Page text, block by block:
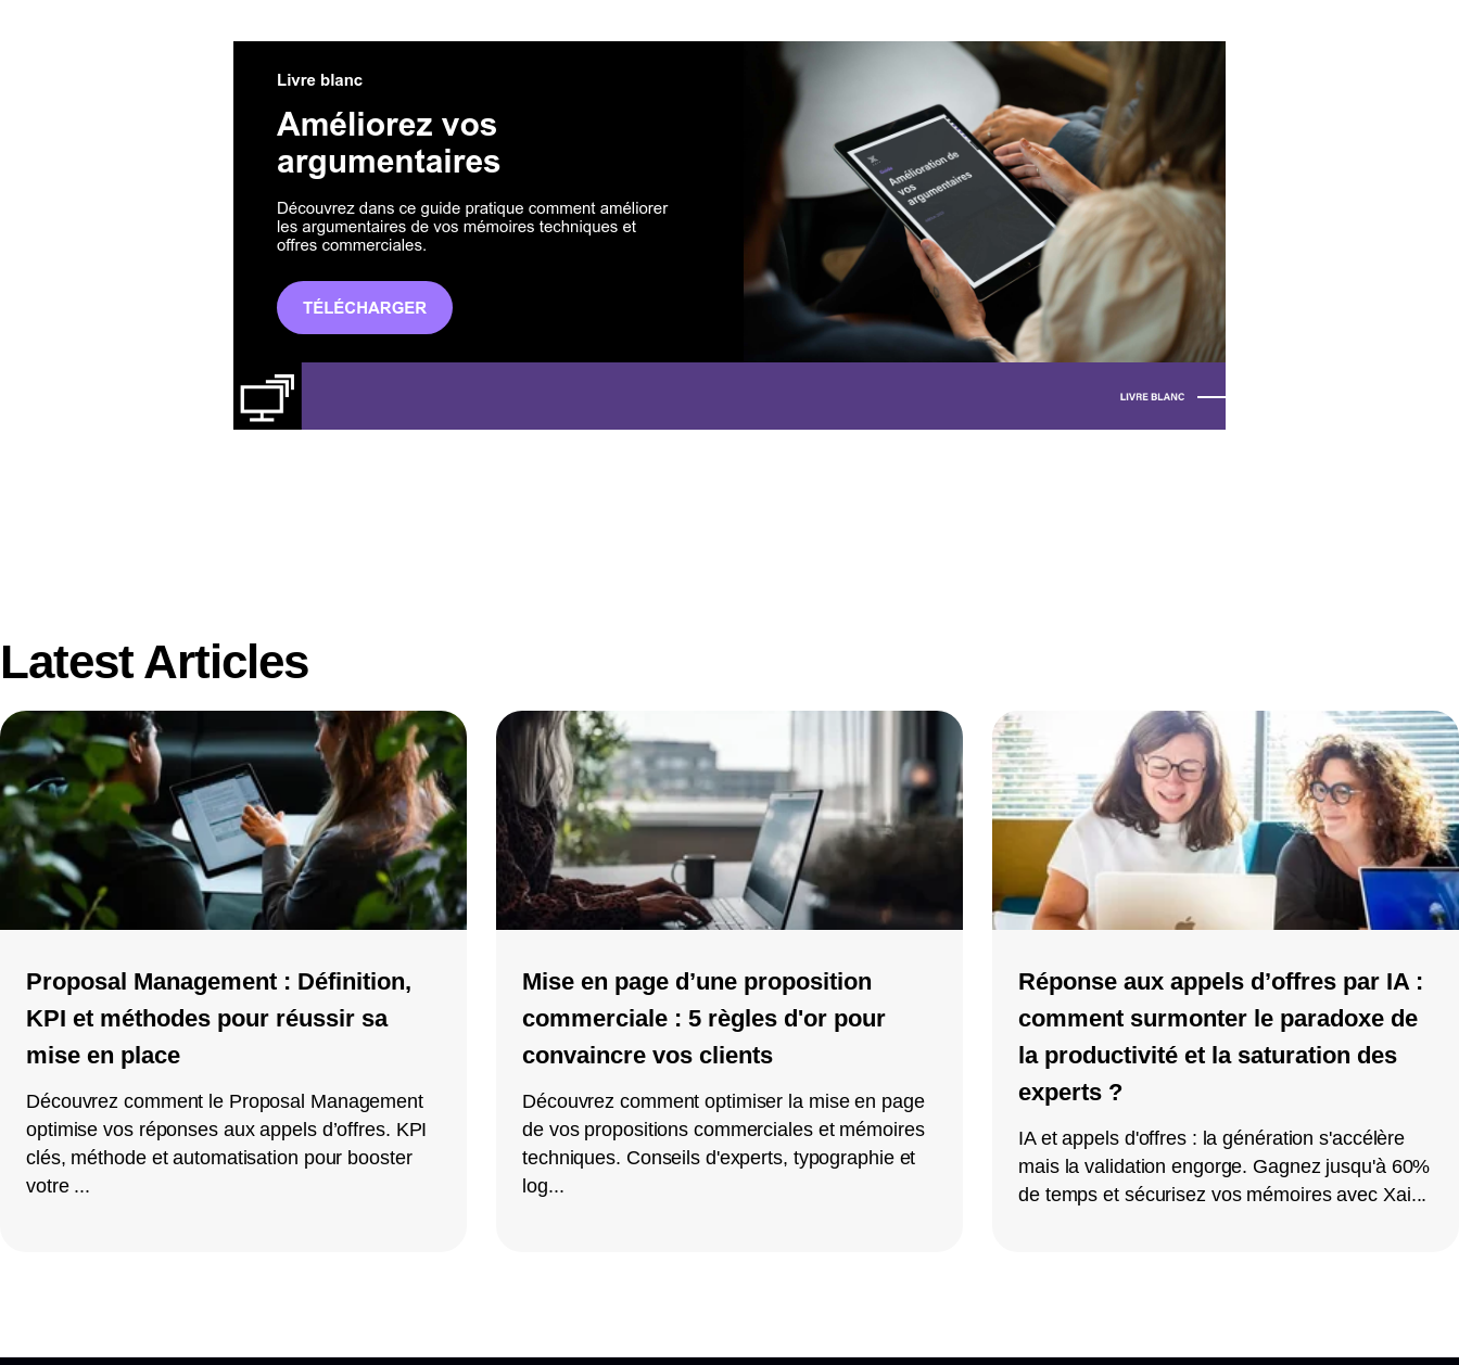
Latest Articles
Proposal Management : Définition,
KPI et méthodes pour réussir sa
mise en place
Découvrez comment le Proposal Management
optimise vos réponses aux appels d’offres. KPI
clés, méthode et automatisation pour booster
votre ...
Mise en page d’une proposition
commerciale : 5 règles d'or pour
convaincre vos clients
Découvrez comment optimiser la mise en page
de vos propositions commerciales et mémoires
techniques. Conseils d'experts, typographie et
log...
Réponse aux appels d’offres par IA :
comment surmonter le paradoxe de
la productivité et la saturation des
experts ?
IA et appels d'offres : la génération s'accélère
mais la validation engorge. Gagnez jusqu'à 60%
de temps et sécurisez vos mémoires avec Xai...